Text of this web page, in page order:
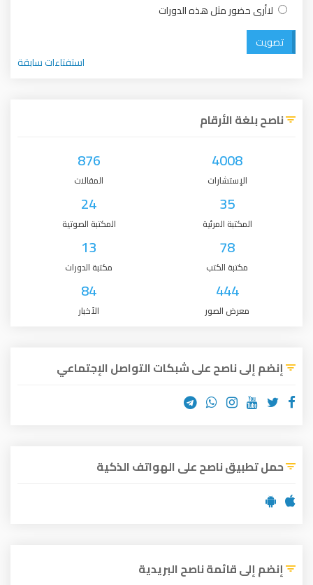
لاأرى حضور مثل هذه الدورات
تصويت
استفتاءات سابقة
ناصح بلغة الأرقام
4008
الإستشارات
876
المقالات
35
المكتبة المرئية
24
المكتبة الصوتية
78
مكتبة الكتب
13
مكتبة الدورات
444
معرض الصور
84
الأخبار
إنضم إلى ناصح على شبكات التواصل الإجتماعي
حمل تطبيق ناصح على الهواتف الذكية
إنضم إلى قائمة ناصح البريدية